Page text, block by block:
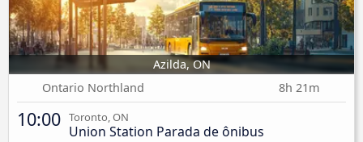
Azilda, ON
Ontario Northland
8h 21m
10:00 Toronto, ON
Union Station Parada de ônibus